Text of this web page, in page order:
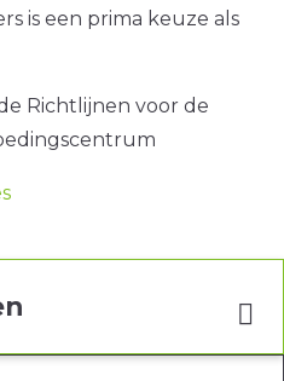
is een prima keuze als
Richtlijnen voor de